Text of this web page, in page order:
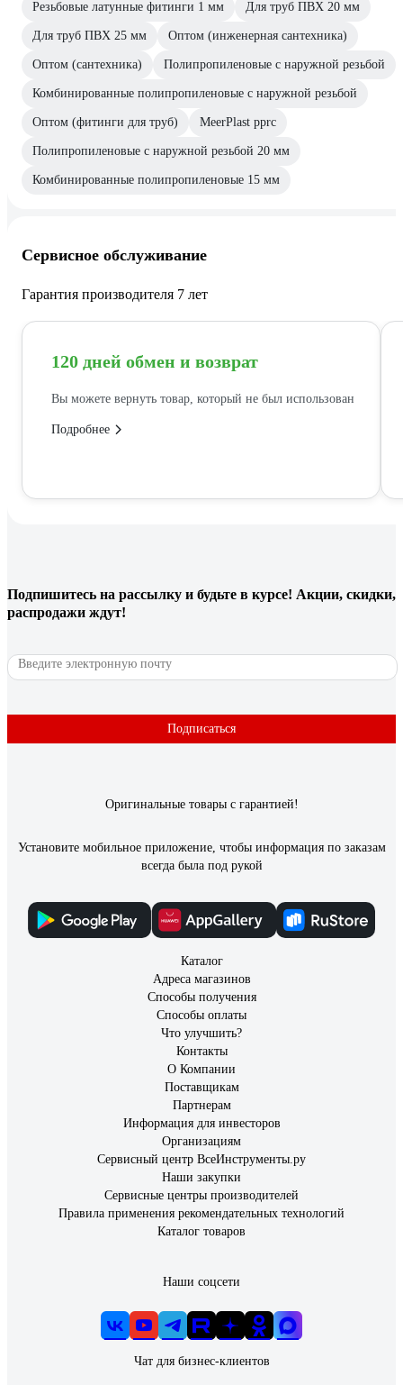
Резьбовые латунные фитинги 1 мм Для труб ПВХ 20 мм
Для труб ПВХ 25 мм Оптом (инженерная сантехника)
Оптом (сантехника) Полипропиленовые с наружной резьбой
Комбинированные полипропиленовые с наружной резьбой
Оптом (фитинги для труб) MeerPlast pprc
Полипропиленовые с наружной резьбой 20 мм
Комбинированные полипропиленовые 15 мм
Сервисное обслуживание
Гарантия производителя 7 лет
120 дней обмен и возврат
Вы можете вернуть товар, который не был использован
Подробнее
Подпишитесь на рассылку и будьте в курсе! Акции, скидки,
распродажи ждут!
Подписаться
Оригинальные товары с гарантией!
Установите мобильное приложение, чтобы информация по заказам
всегда была под рукой
Каталог
Адреса магазинов
Способы получения
Способы оплаты
Что улучшить?
Контакты
О Компании
Поставщикам
Партнерам
Информация для инвесторов
Организациям
Сервисный центр ВсеИнструменты.ру
Наши закупки
Сервисные центры производителей
Правила применения рекомендательных технологий
Каталог товаров
Наши соцсети
Чат для бизнес-клиентов